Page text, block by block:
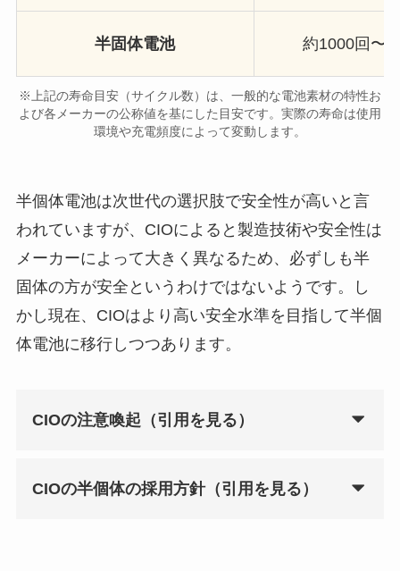
半固体電池 約1000回〜
※上記の寿命目安（サイクル数）は、一般的な電池素材の特性お
よび各メーカーの公称値を基にした目安です。実際の寿命は使用
環境や充電頻度によって変動します。
半個体電池は次世代の選択肢で安全性が高いと言
われていますが、CIOによると製造技術や安全性は
メーカーによって大きく異なるため、必ずしも半
固体の方が安全というわけではないようです。し
かし現在、CIOはより高い安全水準を目指して半個
体電池に移行しつつあります。
CIOの注意喚起（引用を見る）
CIOの半個体の採用方針（引用を見る）